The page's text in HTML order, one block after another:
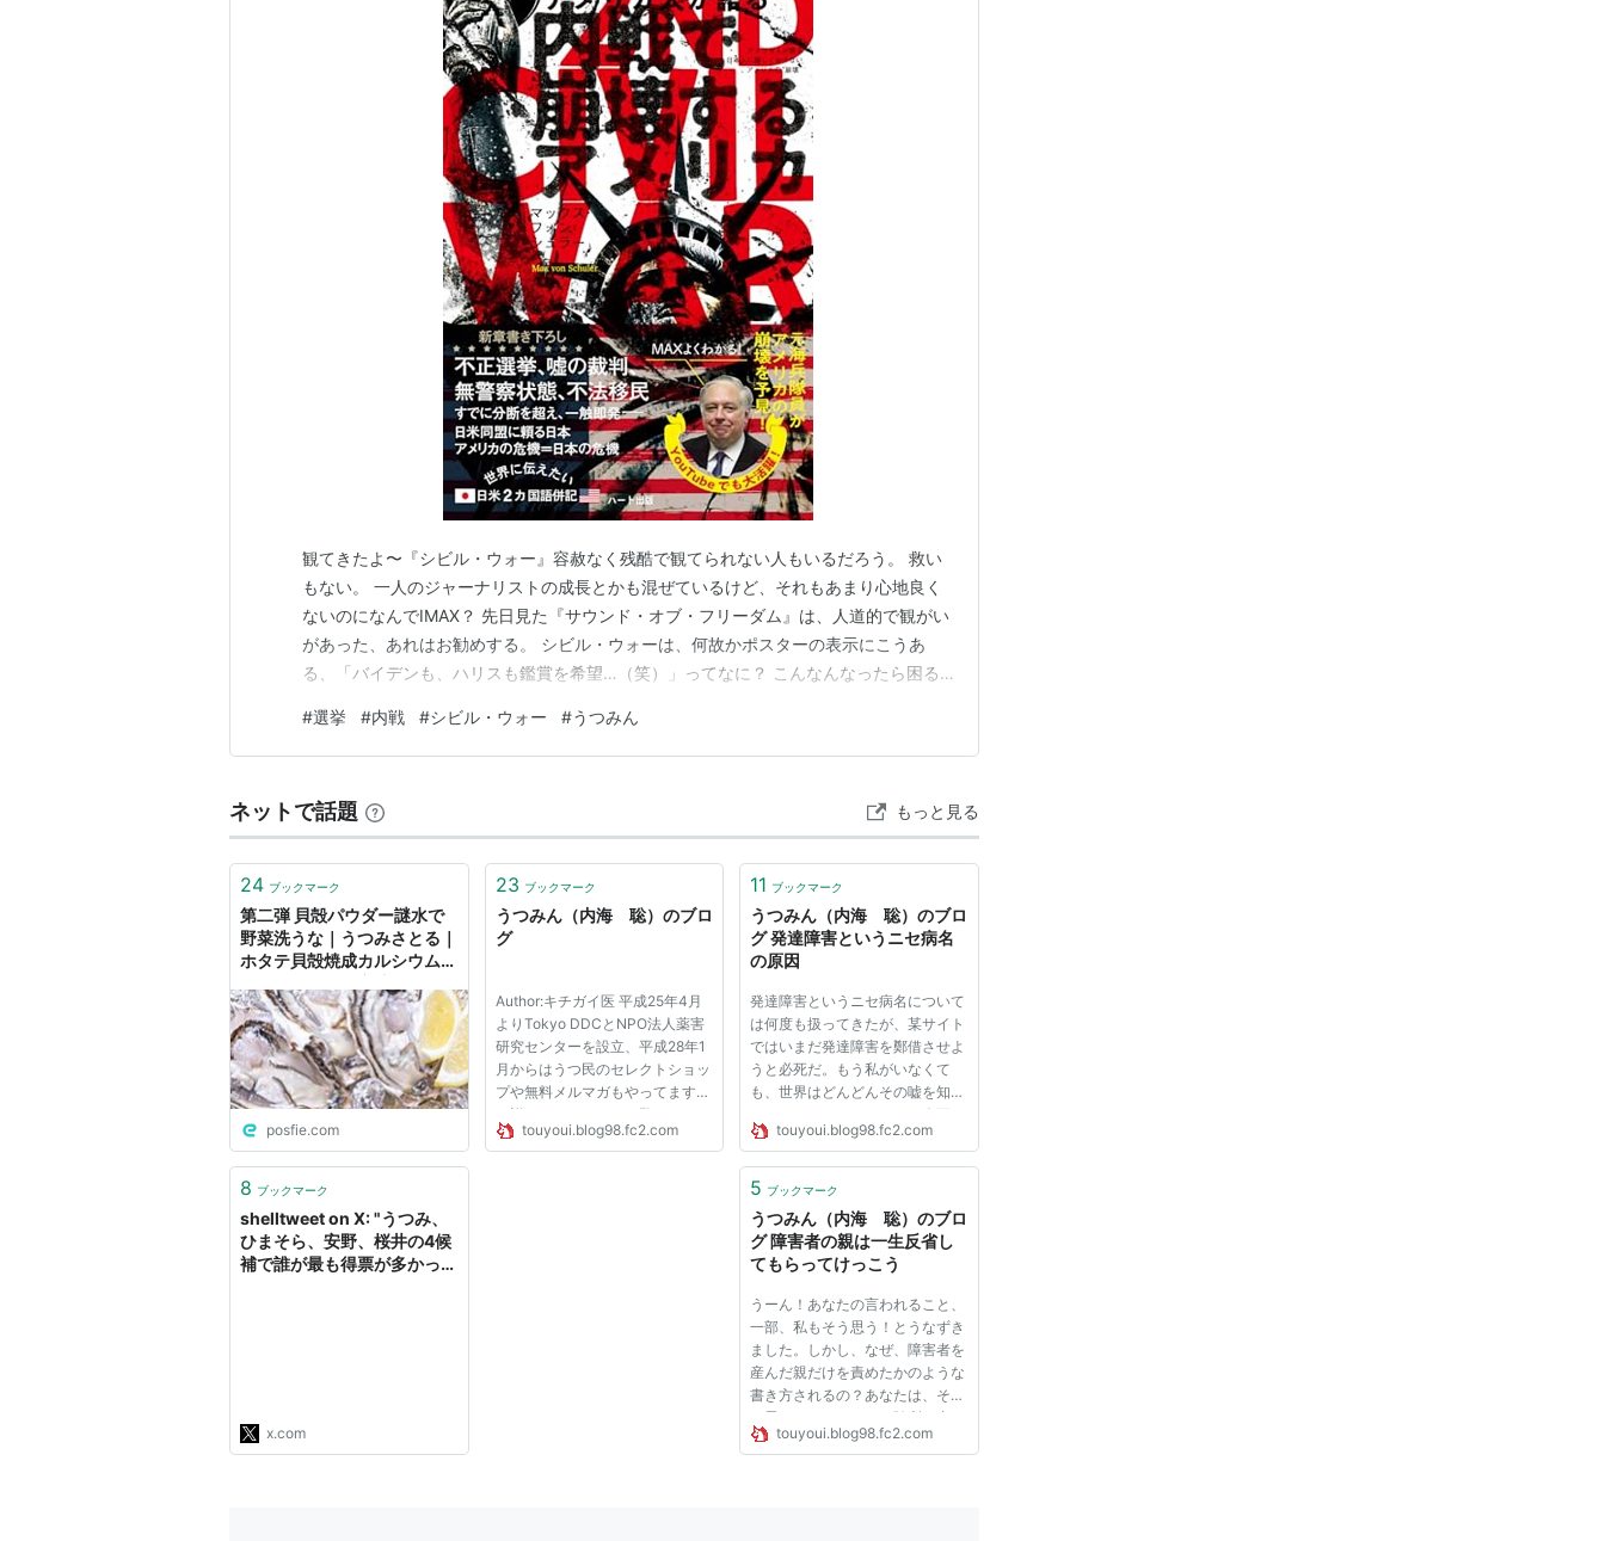
観てきたよ〜『シビル・ウォー』容赦なく残酷で観てられない人もいるだろう。 救い
もない。 一人のジャーナリストの成長とかも混ぜているけど、それもあまり心地良く
ないのになんでIMAX？ 先日見た『サウンド・オブ・フリーダム』は、人道的で観がい
があった、あれはお勧めする。 シビル・ウォーは、何故かポスターの表示にこうあ
る、「バイデンも、ハリスも鑑賞を希望…（笑）」ってなに？ こんなんなったら困る
ているユーツーバーのゆりさんも警鐘を鳴らしている。 アメリカ国民に皆、銃を買っ
てくださいとまで言っている。 いよいよか、マックス…
#選挙 #内戦 #シビル・ウォー #うつみん
ネットで話題 もっと見る
24 ブックマーク
第二弾 貝殻パウダー謎水で
野菜洗うな｜うつみさとる｜
ホタテ貝殻焼成カルシウム｜
Togetter [トゥギャッター]
posfie.com
23 ブックマーク
うつみん（内海 聡）のブロ
グ
Author:キチガイ医 平成25年4月
よりTokyo DDCとNPO法人薬害
研究センターを設立、平成28年1
月からはうつ民のセレクトショッ
プや無料メルマガもやってます
（詳しくはリンクをご覧くださ
い）。薬の減薬や断薬、支援施設
touyoui.blog98.fc2.com
11 ブックマーク
うつみん（内海 聡）のブロ
グ 発達障害というニセ病名
の原因
発達障害というニセ病名について
は何度も扱ってきたが、某サイト
ではいまだ発達障害を鄭借させよ
うと必死だ。もう私がいなくて
も、世界はどんどんその嘘を知っ
てしまっているようだが、今更な
がらのオーソドックスな原因につ
touyoui.blog98.fc2.com
8 ブックマーク
shelltweet on X: "うつみ、
ひまそら、安野、桜井の4候
補で誰が最も得票が多かった
x.com
5 ブックマーク
うつみん（内海 聡）のブロ
グ 障害者の親は一生反省し
てもらってけっこう
うーん！あなたの言われること、
一部、私もそう思う！とうなずき
ました。しかし、なぜ、障害者を
産んだ親だけを責めたかのような
書き方されるの？あなたは、そう
は思っておられないと随所に書い
ています。なのに、結論として親
touyoui.blog98.fc2.com